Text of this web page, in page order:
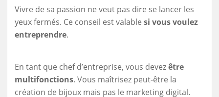
Vivre de sa passion ne veut pas dire se lancer les
yeux fermés. Ce conseil est valable si vous voulez
entreprendre.
En tant que chef d’entreprise, vous devezêtre
multifonctions. Vous maîtrisez peut-être la
création de bijoux mais pas le marketing digital.